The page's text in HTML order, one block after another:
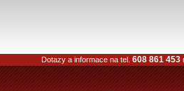
Dotazy a informace na tel. 608 861 453